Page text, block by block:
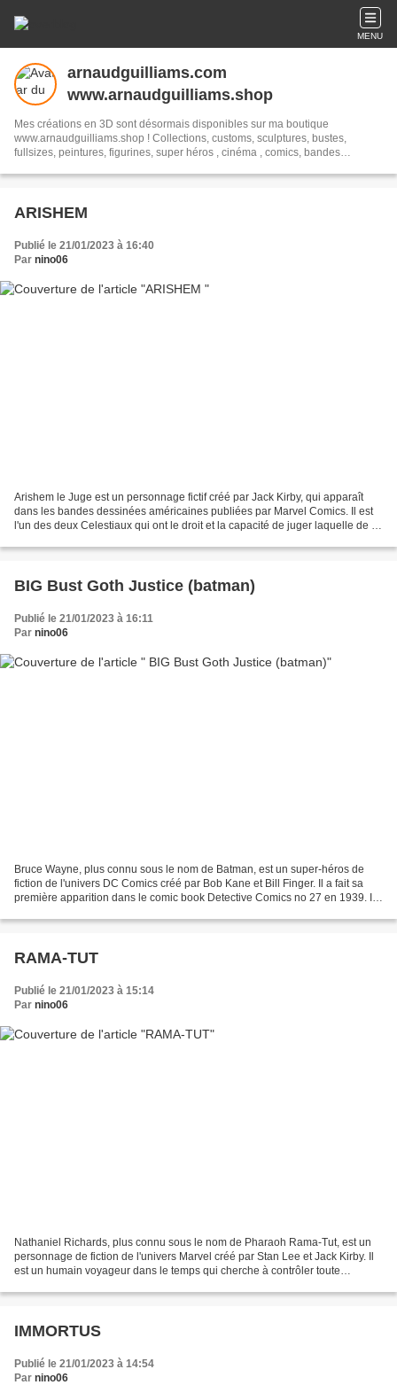
MENU
arnaudguilliams.com
www.arnaudguilliams.shop
Mes créations en 3D sont désormais disponibles sur ma boutique
www.arnaudguilliams.shop ! Collections, customs, sculptures, bustes,
fullsizes, peintures, figurines, super héros , cinéma , comics, bandes
Marvel.#busts#fullsize #marvel #garage kit #sculptures
ARISHEM
Publié le 21/01/2023 à 16:40
Par nino06
Arishem le Juge est un personnage fictif créé par Jack Kirby, qui apparaît
dans les bandes dessinées américaines publiées par Marvel Comics. Il est
l'un des deux Celestiaux qui ont le droit et la capacité de juger laquelle de la
BIG Bust Goth Justice (batman)
Publié le 21/01/2023 à 16:11
Par nino06
Bruce Wayne, plus connu sous le nom de Batman, est un super-héros de
fiction de l'univers DC Comics créé par Bob Kane et Bill Finger. Il a fait sa
première apparition dans le comic book Detective Comics no 27 en 1939. Il
RAMA-TUT
Publié le 21/01/2023 à 15:14
Par nino06
Nathaniel Richards, plus connu sous le nom de Pharaoh Rama-Tut, est un
personnage de fiction de l'univers Marvel créé par Stan Lee et Jack Kirby. Il
est un humain voyageur dans le temps qui cherche à contrôler toute
IMMORTUS
Publié le 21/01/2023 à 14:54
Par nino06